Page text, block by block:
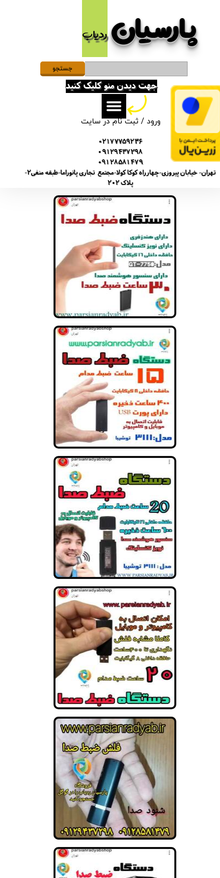
پارسیان​​​​​​​ردیاب
ورود /ثبت نام در سایت
حساب کاربری من
تغییر گذر واژه
سفارشات
خروج از حساب کاربری
02177759236
09129437298
09128581479
تهران- خیابان پیروزی-چهارراه کوکا کولا-مجتمع تجاری پانوراما-طبقه منفی2-
پلاک 202
جهت دیدن منو کلیک کنید
جستجو